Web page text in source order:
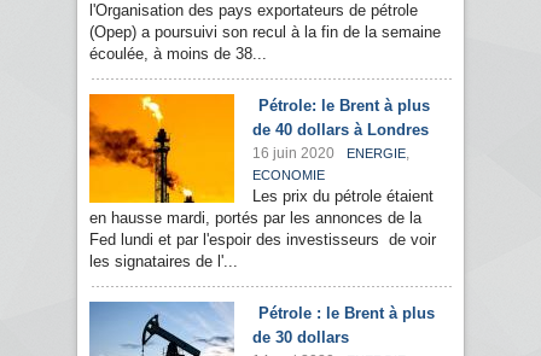
l'Organisation des pays exportateurs de pétrole
(Opep) a poursuivi son recul à la fin de la semaine
écoulée, à moins de 38...
Pétrole: le Brent à plus
de 40 dollars à Londres
16 juin 2020 ENERGIE,
ECONOMIE
Les prix du pétrole étaient
en hausse mardi, portés par les annonces de la
Fed lundi et par l'espoir des investisseurs de voir
les signataires de l'...
Pétrole : le Brent à plus
de 30 dollars